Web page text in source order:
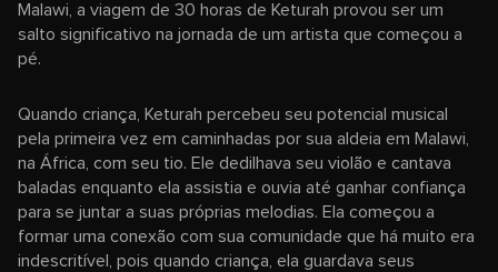
Malawi, a viagem de 30 horas de Keturah provou ser um
salto significativo na jornada de um artista que começou a
pé.
Quando criança, Keturah percebeu seu potencial musical
pela primeira vez em caminhadas por sua aldeia em Malawi,
na África, com seu tio. Ele dedilhava seu violão e cantava
baladas enquanto ela assistia e ouvia até ganhar confiança
para se juntar a suas próprias melodias. Ela começou a
formar uma conexão com sua comunidade que há muito era
indescritível, pois quando criança, ela guardava seus